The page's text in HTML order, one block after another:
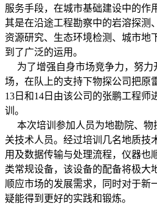
服务手段，在城市基础建设中的作
其是在沿途工程勘察中的岩溶探测
资源研究、生态环境检测、城市地
到了广泛的运用。
为了增强自身市场竞争力，努力
场，在队上的支持下物探公司把原
13日和14日由该公司的张鹏工程师
训。
本次培训参加人员为地勘院、物
关技术人员。经过培训几名地质技
用及数据传输与处理流程，仪器也
类常规设备，该设备的配备将极大
顺应市场的发展需求，同时对于新
疑能得到更好的实践和锻炼。